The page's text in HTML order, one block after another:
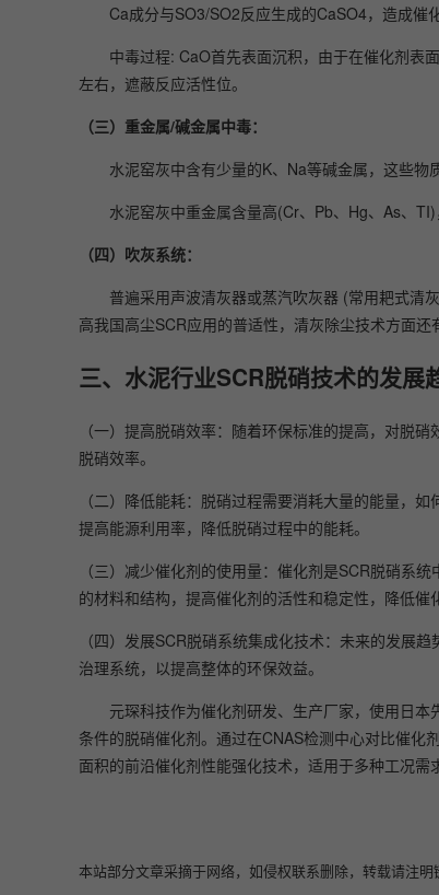
Ca成分与SO3/SO2反应生成的CaSO4，造成催
中毒过程: CaO首先表面沉积，由于在催化剂表
左右，遮蔽反应活性位。
（三）重金属/碱金属中毒：
水泥窑灰中含有少量的K、Na等碱金属，这些物
水泥窑灰中重金属含量高(Cr、Pb、Hg、As、
（四）吹灰系统：
普遍采用声波清灰器或蒸汽吹灰器 (常用耙式清
高我国高尘SCR应用的普适性，清灰除尘技术方面还
三、水泥行业SCR脱硝技术的发展
（一）提高脱硝效率：随着环保标准的提高，对脱
脱硝效率。
（二）降低能耗：脱硝过程需要消耗大量的能量，
提高能源利用率，降低脱硝过程中的能耗。
（三）减少催化剂的使用量：催化剂是SCR脱硝系
的材料和结构，提高催化剂的活性和稳定性，降低催
（四）发展SCR脱硝系统集成化技术：未来的发展
治理系统，以提高整体的环保效益。
元琛科技作为催化剂研发、生产厂家，使用日
条件的脱硝催化剂。通过在CNAS检测中心对比催化
面积的前沿催化剂性能强化技术，适用于多种工况需
本站部分文章采摘于网络，如侵权联系删除，转载请注